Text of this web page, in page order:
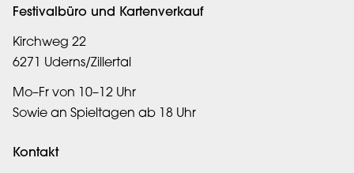
Festivalbüro und Kartenverkauf
Kirchweg 22
6271 Uderns/Zillertal
Mo–Fr von 10–12 Uhr
Sowie an Spieltagen ab 18 Uhr
Kontakt